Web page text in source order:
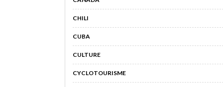
CHILI
CUBA
CULTURE
CYCLOTOURISME